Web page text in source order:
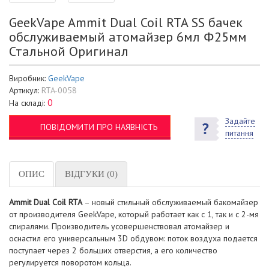
GeekVape Ammit Dual Coil RTA SS бачек
обслуживаемый атомайзер 6мл Φ25мм
Стальной Оригинал
Виробник: GeekVape
Артикул: RTA-0058
На складі: 0
ПОВІДОМИТИ ПРО НАЯВНІСТЬ
Задайте
питання
ОПИС ВІДГУКИ (0)
Ammit Dual Coil RTA– новый стильный обслуживаемый бакомайзер
от производителя GeekVape, который работает как с 1, так и с 2-мя
спиралями. Производитель усовершенствовал атомайзер и
оснастил его универсальным 3D обдувом: поток воздуха подается
поступает через 2 больших отверстия, а его количество
регулируется поворотом кольца.